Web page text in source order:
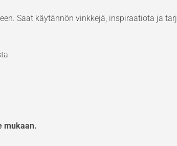
Saat käytännön vinkkejä, inspiraatiota ja
mukaan.